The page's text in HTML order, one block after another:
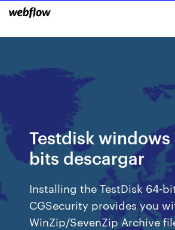
Testdisk windows
bits descargar
Installing the TestDisk 64-
CGSecurity provides you
WinZip/SevenZip Archive